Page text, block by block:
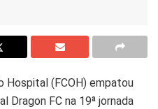
Hospital (FCOH) empatou
Dragon FC na 19ª jornada